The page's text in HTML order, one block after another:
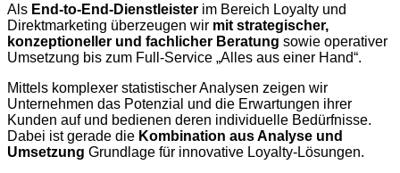
Als End-to-End-Dienstleister im Bereich Loyalty und
Direktmarketing überzeugen wir mit strategischer,
konzeptioneller und fachlicher Beratung sowie operativer
Umsetzung bis zum Full-Service „Alles aus einer Hand“.
Mittels komplexer statistischer Analysen zeigen wir
Unternehmen das Potenzial und die Erwartungen ihrer
Kunden auf und bedienen deren individuelle Bedürfnisse.
Dabei ist gerade die Kombination aus Analyse und
Umsetzung Grundlage für innovative Loyalty-Lösungen.